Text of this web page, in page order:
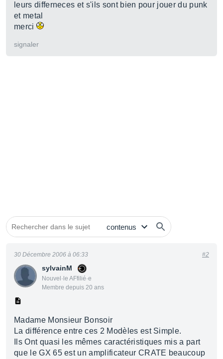
leurs differneces et s'ils sont bien pour jouer du punk
et metal
merci
signaler
sylvainM
Nouvel·le AFfilié·e
Membre depuis 20 ans
30 Décembre 2006 à 06:33 #2
Madame Monsieur Bonsoir
La différence entre ces 2 Modèles est Simple.
Ils Ont quasi les mêmes caractéristiques mis a part
que le GX 65 est un amplificateur CRATE beaucoup